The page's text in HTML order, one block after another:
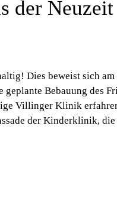
der
Dies beweist sich
Bebauung des
Villinger Klinik
der Kinderklinik,